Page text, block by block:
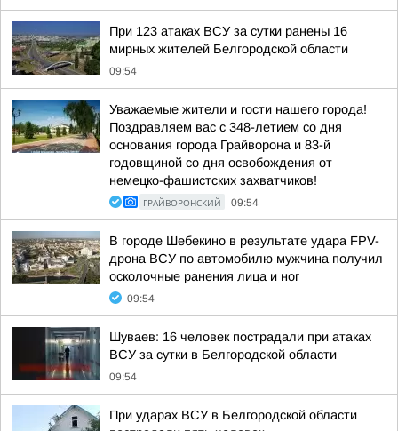
При 123 атаках ВСУ за сутки ранены 16
мирных жителей Белгородской области
09:54
Уважаемые жители и гости нашего города!
Поздравляем вас с 348-летием со дня
основания города Грайворона и 83-й
годовщиной со дня освобождения от
немецко-фашистских захватчиков!
ГРАЙВОРОНСКИЙ 09:54
В городе Шебекино в результате удара FPV-
дрона ВСУ по автомобилю мужчина получил
осколочные ранения лица и ног
09:54
Шуваев: 16 человек пострадали при атаках
ВСУ за сутки в Белгородской области
09:54
При ударах ВСУ в Белгородской области